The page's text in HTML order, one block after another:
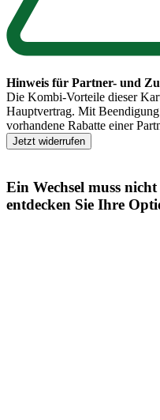
Hinweis für Partner- und
Die Kombi-Vorteile dieser
Hauptvertrag. Mit
vorhandene Rabatte einer
Jetzt widerrufen
Ein Wechsel muss
entdecken Sie Ihre